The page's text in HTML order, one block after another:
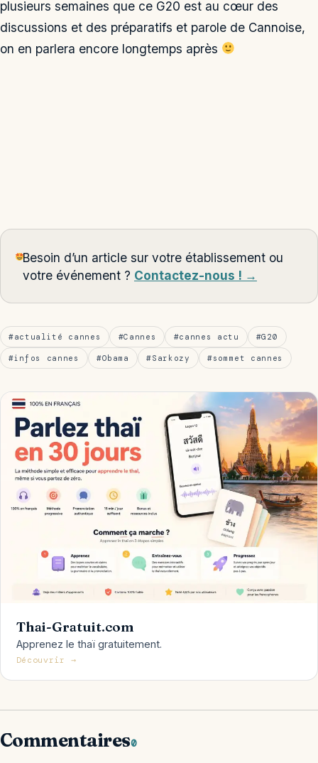
plusieurs semaines que ce G20 est au cœur des
discussions et des préparatifs et parole de Cannoise,
on en parlera encore longtemps après
Besoin d’un article sur votre établissement ou
votre événement ? Contactez-nous ! →
#actualité cannes #Cannes #cannes actu #G20
#infos cannes #Obama #Sarkozy #sommet cannes
Thai-Gratuit.com
Apprenez le thaï gratuitement.
Découvrir →
Commentaires0